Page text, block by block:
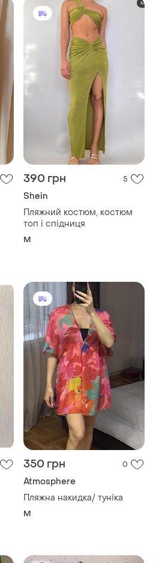
390 грн 5
Shein
Пляжний костюм, костюм
топ і спідниця
M
350 грн 0
Atmosphere
Пляжна накидка/ туніка
M